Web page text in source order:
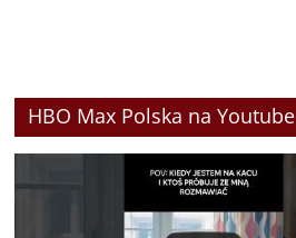
HBO Max Polska na Youtube